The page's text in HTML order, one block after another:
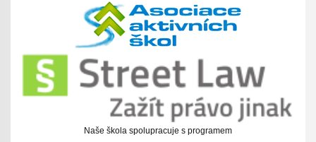
Naše škola spolupracuje s programem